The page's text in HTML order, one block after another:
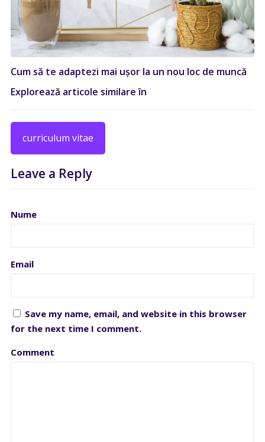
Cum să te adaptezi mai ușor la un nou loc de muncă
Explorează articole similare în
curriculum vitae
Leave a Reply
Nume
Email
Save my name, email, and website in this browser
for the next time I comment.
Comment